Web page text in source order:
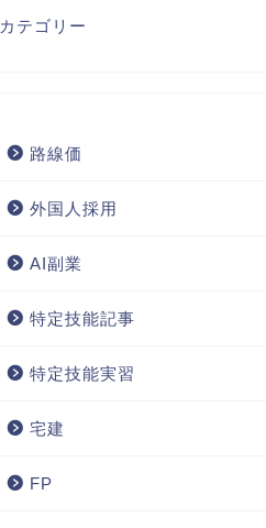
カテゴリー
路線価
外国人採用
AI副業
特定技能記事
特定技能実習
宅建
FP